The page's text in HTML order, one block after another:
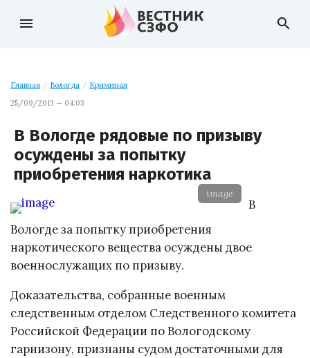
menu search
Главная / Вологда / Криминал
25/09/2013 — 04:03
В Вологде рядовые по призыву
осуждены за попытку
приобретения наркотика
image
В
Вологде за попытку приобретения
наркотического вещества осуждены двое
военнослужащих по призыву.
Доказательства, собранные военным
следственным отделом Следственного комитета
Российской Федерации по Вологодскому
гарнизону, признаны судом достаточными для